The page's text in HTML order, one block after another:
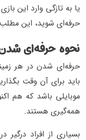
یا به تازگی وارد این
حرفه‌ای شوید، این
نحوه حرفه‌ای
حرفه‌ای شدن در هر
باید برای آن وقت
موبایلی باشد که هم
همه‌گیری هستند.
بسیاری از افراد